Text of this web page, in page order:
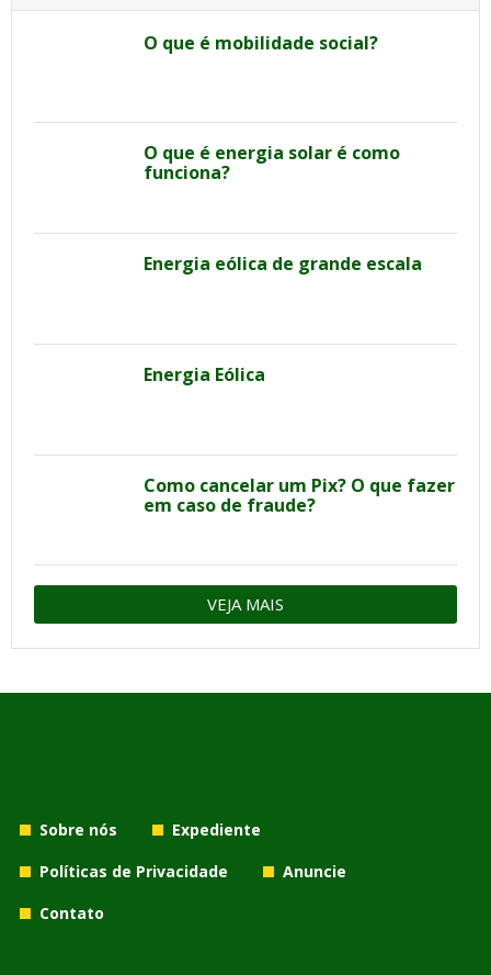
O que é mobilidade social?
O que é energia solar é como
funciona?
Energia eólica de grande escala
Energia Eólica
Como cancelar um Pix? O que fazer
em caso de fraude?
VEJA MAIS
Sobre nós
Expediente
Políticas de Privacidade
Anuncie
Contato